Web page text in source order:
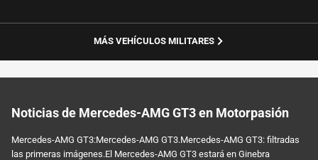
MÁS VEHÍCULOS MILITARES
Noticias de Mercedes-AMG GT3 en Motorpasión
Mercedes-AMG GT3:Mercedes-AMG GT3.Mercedes-AMG GT3: filtradas
las primeras imágenes.El Mercedes-AMG GT3 estará en Ginebra